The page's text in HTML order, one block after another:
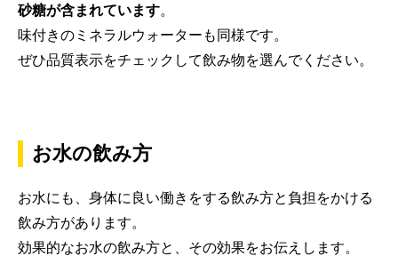
砂糖が含まれています。
味付きのミネラルウォーターも同様です。
ぜひ品質表示をチェックして飲み物を選んでください。
お水の飲み方
お水にも、身体に良い働きをする飲み方と負担をかける
飲み方があります。
効果的なお水の飲み方と、その効果をお伝えします。